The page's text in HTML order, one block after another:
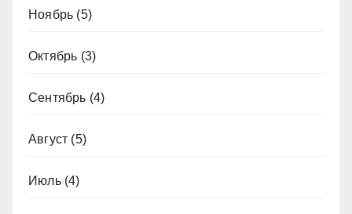
Ноябрь (5)
Октябрь (3)
Сентябрь (4)
Август (5)
Июль(4)